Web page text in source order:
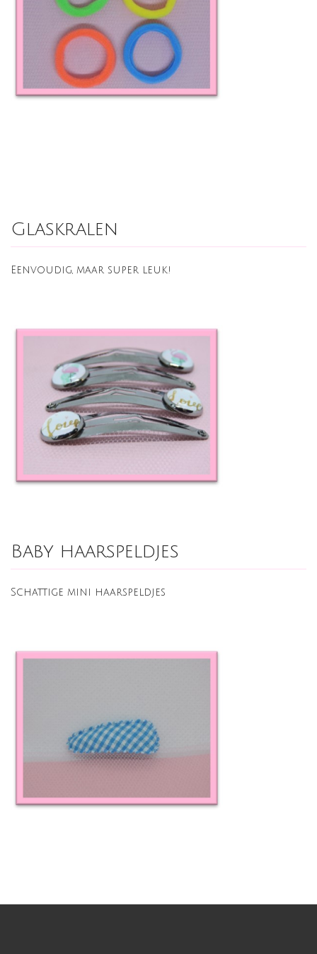
Glaskralen
Eenvoudig, maar super leuk!
Baby haarspeldjes
Schattige mini haarspeldjes